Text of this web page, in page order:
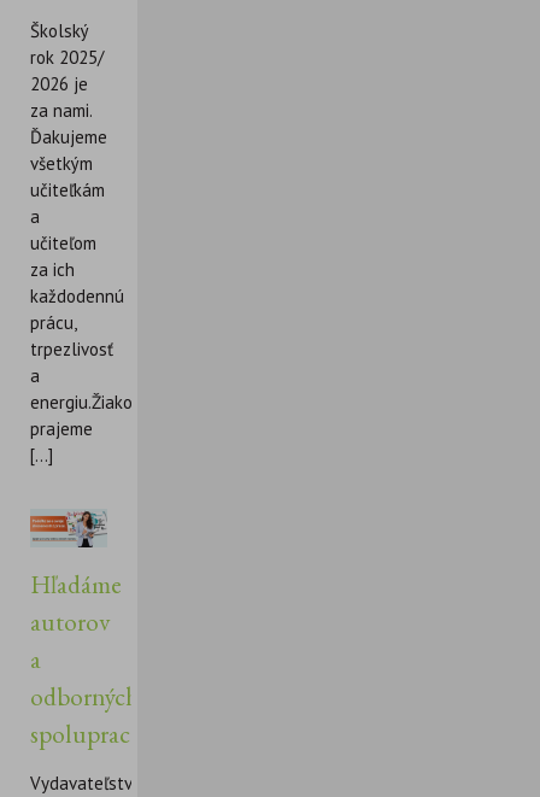
Školský
rok 2025/
2026 je
za nami.
Ďakujeme
všetkým
učiteľkám
a
učiteľom
za ich
každodennú
prácu,
trpezlivosť
a
energiu.Žiakom
prajeme
[...]
Hľadáme
autorov
a
odborných
spolupracovníkov
Vydavateľstvo